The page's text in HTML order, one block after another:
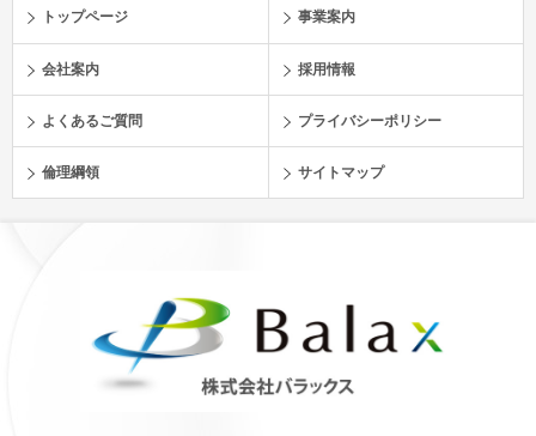
トップページ 事業案内
会社案内 採用情報
よくあるご質問 プライバシーポリシー
倫理綱領 サイトマップ